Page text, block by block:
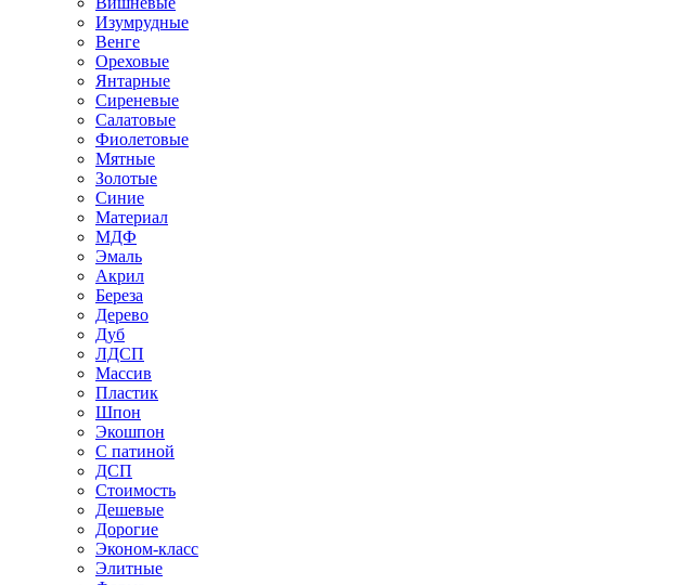
Изумрудные
Венге
Ореховые
Янтарные
Сиреневые
Салатовые
Фиолетовые
Мятные
Золотые
Синие
Материал
МДФ
Эмаль
Акрил
Береза
Дерево
Дуб
ЛДСП
Массив
Пластик
Шпон
Экошпон
С патиной
ДСП
Стоимость
Дешевые
Дорогие
Эконом-класс
Элитные